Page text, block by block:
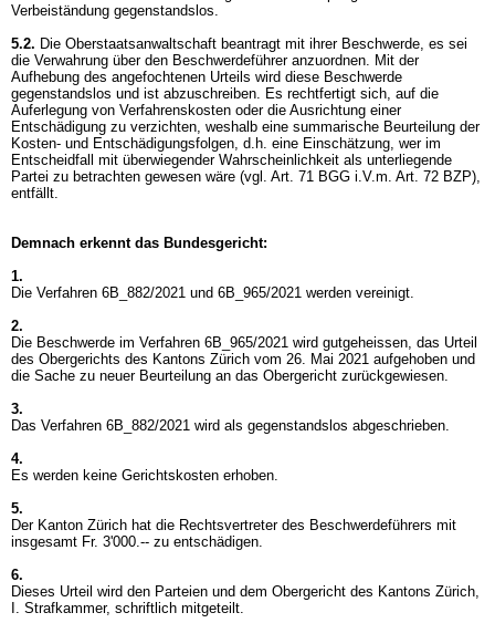
Verbeiständung gegenstandslos.
5.2. Die Oberstaatsanwaltschaft beantragt mit ihrer Beschwerde, es sei
die Verwahrung über den Beschwerdeführer anzuordnen. Mit der
Aufhebung des angefochtenen Urteils wird diese Beschwerde
gegenstandslos und ist abzuschreiben. Es rechtfertigt sich, auf die
Auferlegung von Verfahrenskosten oder die Ausrichtung einer
Entschädigung zu verzichten, weshalb eine summarische Beurteilung der
Kosten- und Entschädigungsfolgen, d.h. eine Einschätzung, wer im
Entscheidfall mit überwiegender Wahrscheinlichkeit als unterliegende
Partei zu betrachten gewesen wäre (vgl. Art. 71 BGG i.V.m. Art. 72 BZP),
entfällt.
Demnach erkennt das Bundesgericht:
1.
Die Verfahren 6B_882/2021 und 6B_965/2021 werden vereinigt.
2.
Die Beschwerde im Verfahren 6B_965/2021 wird gutgeheissen, das Urteil
des Obergerichts des Kantons Zürich vom 26. Mai 2021 aufgehoben und
die Sache zu neuer Beurteilung an das Obergericht zurückgewiesen.
3.
Das Verfahren 6B_882/2021 wird als gegenstandslos abgeschrieben.
4.
Es werden keine Gerichtskosten erhoben.
5.
Der Kanton Zürich hat die Rechtsvertreter des Beschwerdeführers mit
insgesamt Fr. 3'000.-- zu entschädigen.
6.
Dieses Urteil wird den Parteien und dem Obergericht des Kantons Zürich,
I. Strafkammer, schriftlich mitgeteilt.